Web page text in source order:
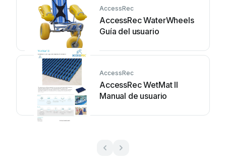
AccessRec
AccessRec WaterWheels
Guía del usuario
AccessRec
AccessRec WetMat II
Manual de usuario